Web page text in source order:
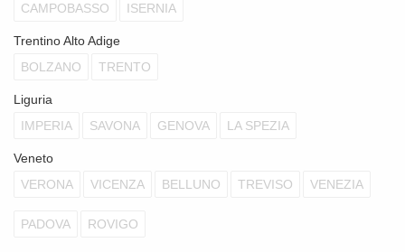
CAMPOBASSO
ISERNIA
Trentino Alto Adige
BOLZANO
TRENTO
Liguria
IMPERIA
SAVONA GENOVA LA SPEZIA
Veneto
VERONA
VICENZA BELLUNO TREVISO VENEZIA
PADOVA ROVIGO